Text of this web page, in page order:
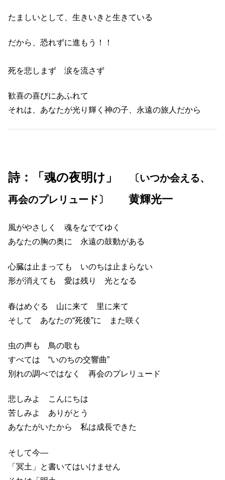
たましいとして、生きいきと生きている
だから、恐れずに進もう！！
死を悲しまず 涙を流さず
歓喜の喜びにあふれて
それは、あなたが光り輝く神の子、永遠の旅人だから
詩：「魂の夜明け」
〔いつか会える、
再会のプレリュード〕
黄輝光一
風がやさしく 魂をなでてゆく
あなたの胸の奥に 永遠の鼓動がある
心臓は止まっても いのちは止まらない
形が消えても 愛は残り 光となる
春はめぐる 山に来て 里に来て
そして あなたの“死後”に また咲く
虫の声も 鳥の歌も
すべては “いのちの交響曲”
別れの調べではなく 再会のプレリュード
悲しみよ こんにちは
苦しみよ ありがとう
あなたがいたから 私は成長できた
そして今―
「冥土」と書いてはいけません